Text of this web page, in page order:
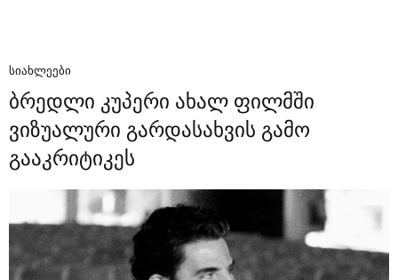
ᲡᲘᲐᲮᲚᲔᲔᲑᲘ
ბრედლი კუპერი ახალ ფილმში
ვიზუალური გარდასახვის გამო
გააკრიტიკეს